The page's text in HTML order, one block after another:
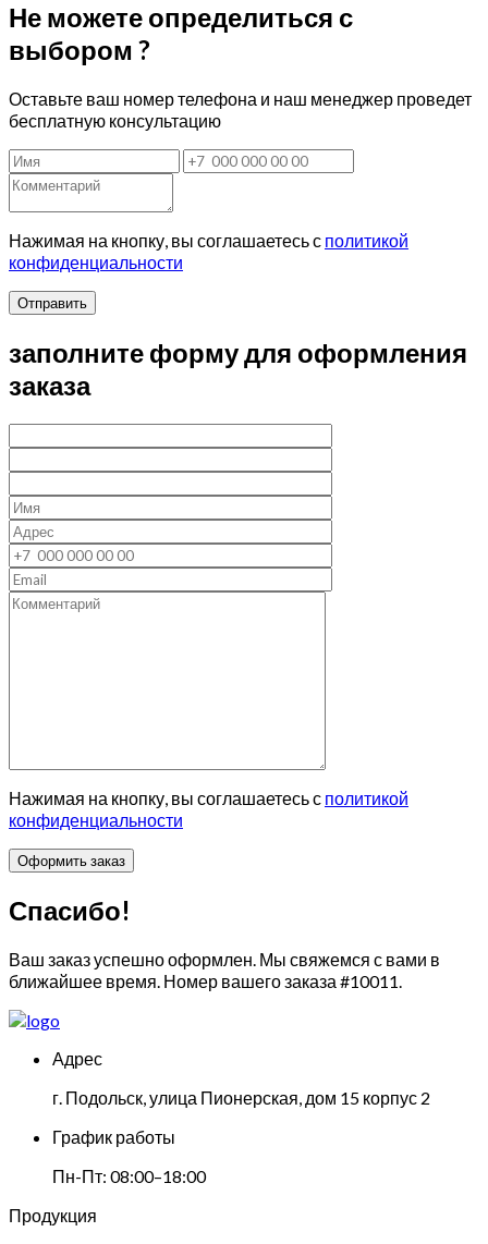
Не можете определиться с
выбором ?
Оставьте ваш номер телефона и наш менеджер проведет
бесплатную консультацию
Нажимая на кнопку, вы соглашаетесь с политикой
конфиденциальности
Отправить
заполните форму для оформления
заказа
Нажимая на кнопку, вы соглашаетесь с политикой
конфиденциальности
Спасибо!
Ваш заказ успешно оформлен. Мы свяжемся с вами в
ближайшее время. Номер вашего заказа #10011.
Адрес
г. Подольск, улица Пионерская, дом 15 корпус 2
График работы
Пн-Пт: 08:00–18:00
Продукция